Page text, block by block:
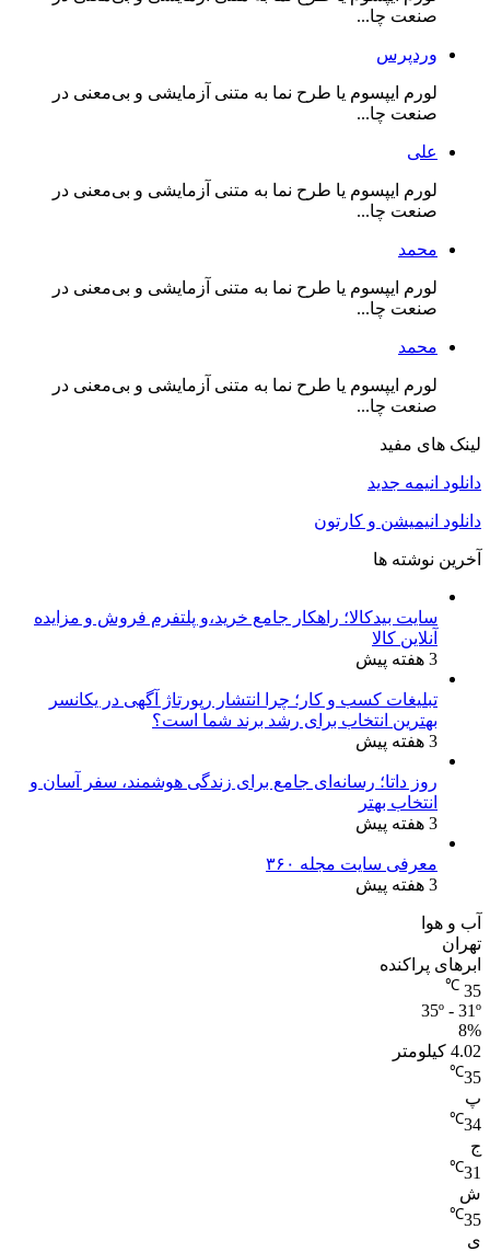
صنعت چا...
وردپرس
لورم ایپسوم یا طرح‌ نما به متنی آزمایشی و بی‌معنی در
صنعت چا...
علی
لورم ایپسوم یا طرح‌ نما به متنی آزمایشی و بی‌معنی در
صنعت چا...
محمد
لورم ایپسوم یا طرح‌ نما به متنی آزمایشی و بی‌معنی در
صنعت چا...
محمد
لورم ایپسوم یا طرح‌ نما به متنی آزمایشی و بی‌معنی در
صنعت چا...
لینک های مفید
دانلود انیمه جدید
دانلود انیمیشن و کارتون
آخرین نوشته ها
سایت بیدکالا؛ راهکار جامع خرید،و پلتفرم فروش و مزایده
آنلاین کالا
3 هفته پیش
تبلیغات کسب و کار؛ چرا انتشار رپورتاژ آگهی در یکانسر
بهترین انتخاب برای رشد برند شما است؟
3 هفته پیش
روز داتا؛ رسانه‌ای جامع برای زندگی هوشمند، سفر آسان و
انتخاب بهتر
3 هفته پیش
معرفی سایت مجله ۳۶۰
3 هفته پیش
آب و هوا
تهران
ابرهای پراکنده
35
℃
35º - 31º
8%
4.02 کیلومتر
35
℃
پ
34
℃
ج
31
℃
ش
35
℃
ی